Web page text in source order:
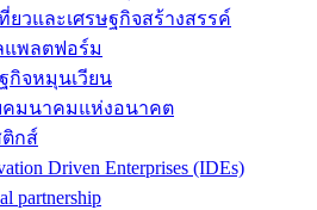
ยวและเศรษฐกิจสร้างสรรค์
แพลตฟอร์ม
กิจหมุนเวียน
คมนาคมแห่งอนาคต
ติกส์
Driven Enterprises (IDEs)
partnership